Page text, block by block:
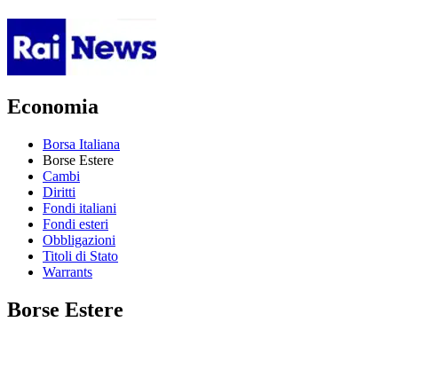
Economia
Borsa Italiana
Borse Estere
Cambi
Diritti
Fondi italiani
Fondi esteri
Obbligazioni
Titoli di Stato
Warrants
Borse Estere